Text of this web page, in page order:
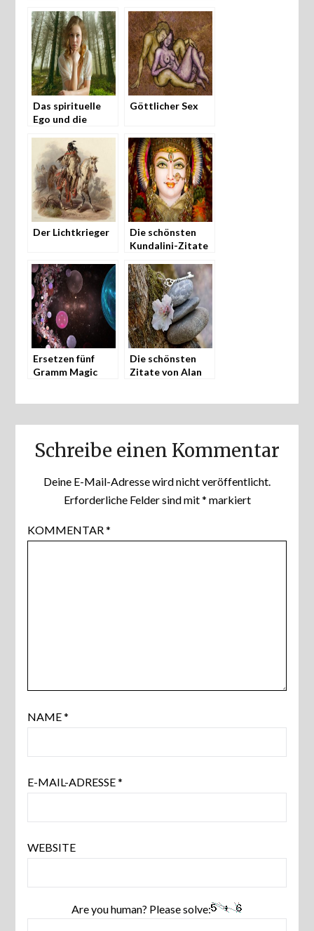
Verstand
Das spirituelle
Ego und die
Göttlicher Sex
Der Lichtkrieger
Die schönsten
Kundalini-Zitate
Jung
Ersetzen fünf
Gramm Magic
Die schönsten
Zitate von Alan
Schreibe einen Kommentar
Deine E-Mail-Adresse wird nicht veröffentlicht.
Erforderliche Felder sind mit* markiert
KOMMENTAR*
NAME*
E-MAIL-ADRESSE*
WEBSITE
Are you human? Please solve: